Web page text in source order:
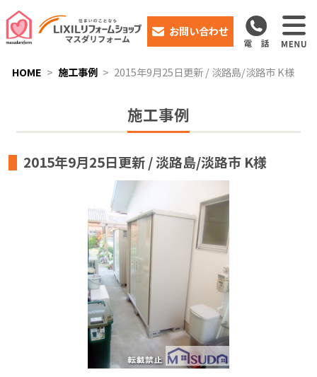
お問い合わせ
HOME 施工事例 2015年9月25日更新 / 淡路島/淡路市 K様
施工事例
2015年9月25日更新 / 淡路島/淡路市 K様